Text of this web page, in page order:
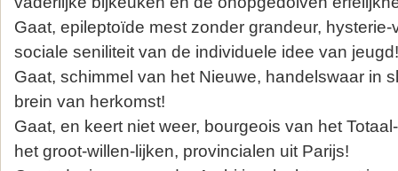
Gaat, epileptoïde mest zonder grandeur,
sociale seniliteit van de individuele idee van jeugd!
Gaat, schimmel van het Nieuwe, handelswaar in
brein van herkomst!
Gaat, en keert niet weer, bourgeois van het
het groot-willen-lijken, provincialen uit Parijs!